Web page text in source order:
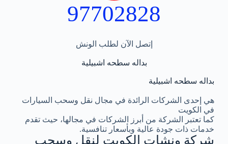
97702828
إتصل الآن لطلب الونش
بداله سطحه اشبيلية
بداله سطحه اشبيلية
هي إحدى الشركات الرائدة في مجال نقل وسحب السيارات
في الكويت
كما تعتبر الشركة من أبرز الشركات في مجالها، حيث تقدم
خدمات ذات جودة عالية وبأسعار تنافسية.
شركة ونشات الكويت لنقل وسحب